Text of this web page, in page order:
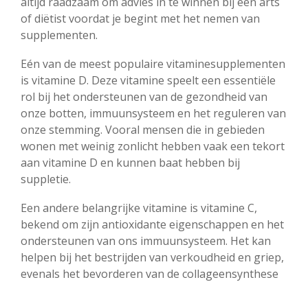
of diëtist voordat je begint met het nemen van
supplementen.
Eén van de meest populaire vitaminesupplementen
is vitamine D. Deze vitamine speelt een essentiële
rol bij het ondersteunen van de gezondheid van
onze botten, immuunsysteem en het reguleren van
onze stemming. Vooral mensen die in gebieden
wonen met weinig zonlicht hebben vaak een tekort
aan vitamine D en kunnen baat hebben bij
suppletie.
Een andere belangrijke vitamine is vitamine C,
bekend om zijn antioxidante eigenschappen en het
ondersteunen van ons immuunsysteem. Het kan
helpen bij het bestrijden van verkoudheid en griep,
evenals het bevorderen van de collageensynthese